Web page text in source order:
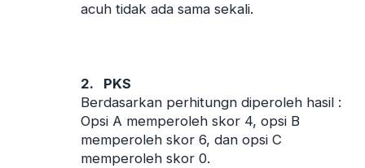
acuh tidak ada sama sekali.
2.
PKS
Berdasarkan perhitungn diperoleh hasil :
Opsi A memperoleh skor 4, opsi B
memperoleh skor 6, dan opsi C
memperoleh skor 0.